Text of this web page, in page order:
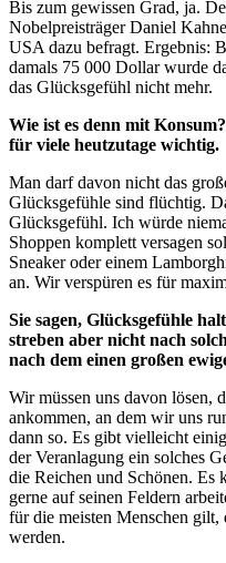
Bis zum gewissen Grad, ja.
Nobelpreisträger Daniel
USA dazu befragt. Ergebnis:
damals 75 000 Dollar wurde
das Glücksgefühl nicht mehr.
Wie ist es denn mit
für viele heutzutage wichtig.
Man darf davon nicht das
Glücksgefühle sind flüchtig.
Glücksgefühl. Ich würde
Shoppen komplett versagen
Sneaker oder einem
an. Wir verspüren es für
Sie sagen, Glücksgefühle
streben aber nicht nach
nach dem einen großen
Wir müssen uns davon lösen,
ankommen, an dem wir uns
dann so. Es gibt vielleicht
der Veranlagung ein solches
die Reichen und Schönen. Es
gerne auf seinen Feldern
für die meisten Menschen gilt,
werden.